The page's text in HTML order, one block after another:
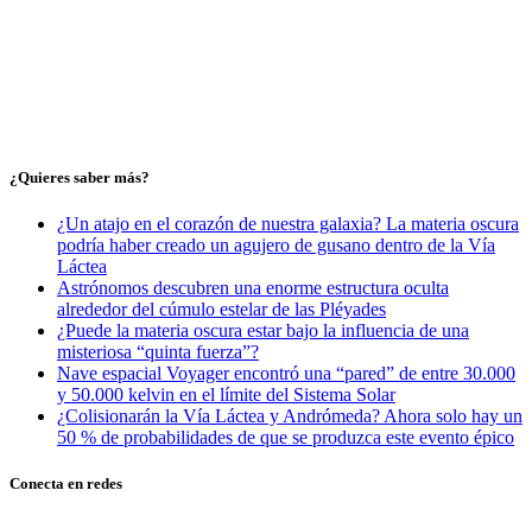
¿Quieres saber más?
¿Un atajo en el corazón de nuestra galaxia? La materia oscura
podría haber creado un agujero de gusano dentro de la Vía
Láctea
Astrónomos descubren una enorme estructura oculta
alrededor del cúmulo estelar de las Pléyades
¿Puede la materia oscura estar bajo la influencia de una
misteriosa “quinta fuerza”?
Nave espacial Voyager encontró una “pared” de entre 30.000
y 50.000 kelvin en el límite del Sistema Solar
¿Colisionarán la Vía Láctea y Andrómeda? Ahora solo hay un
50 % de probabilidades de que se produzca este evento épico
Conecta en redes